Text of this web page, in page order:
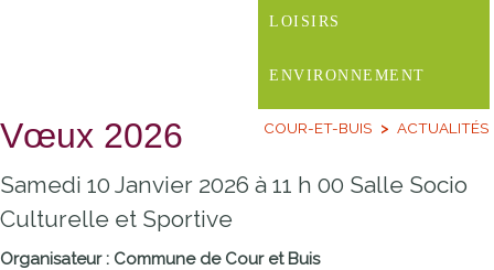
LOISIRS
ENVIRONNEMENT
COUR-ET-BUIS ACTUALITÉS
Vœux 2026
Samedi 10 Janvier 2026 à 11 h 00 Salle Socio
Culturelle et Sportive
Organisateur : Commune de Cour et Buis